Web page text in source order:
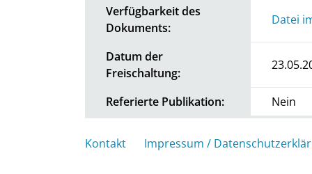
Verfügbarkeit des
Dokuments:
Datei
Datum der
Freischaltung:
Referierte Publikation: Nein
Kontakt Impressum /